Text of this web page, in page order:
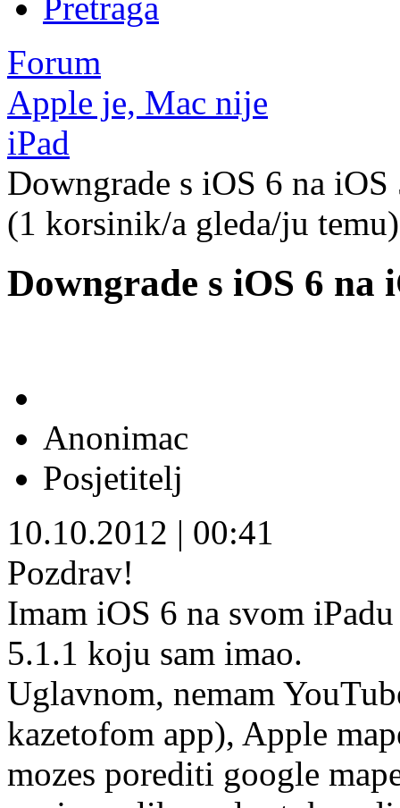
Forum
Apple je, Mac nije
iPad
Downgrade s iOS 6 na iOS
(1 korsinik/a gleda/ju
Downgrade s iOS 6 na
Anonimac
Posjetitelj
10.10.2012 | 00:41
Pozdrav!
Imam iOS 6 na svom
5.1.1 koju sam imao.
Uglavnom, nemam
kazetofom app), Apple
mozes porediti google